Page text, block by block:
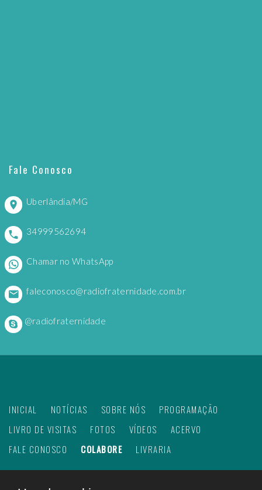
Fale Conosco
Uberlândia/MG
34999562694
Chamar no WhatsApp
faleconosco@radiofraternidade.com.br
@radiofraternidade
INICIAL NOTÍCIAS SOBRE NÓS
PROGRAMAÇÃO
LIVRO DE VISITAS
FOTOS VÍDEOS
ACERVO
FALE CONOSCO
COLABORE LIVRARIA